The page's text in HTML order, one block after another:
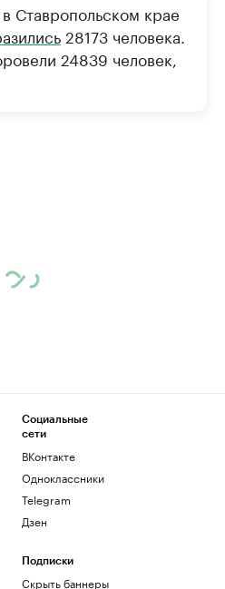
Ставропольском крае
28173 человека.
24839 человек,
Социальные
сети
ВКонтакте
Одноклассники
Telegram
Дзен
Подписки
Скрыть баннеры